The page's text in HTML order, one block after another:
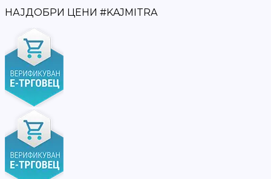
НАЈДОБРИ ЦЕНИ #KAJMITRA